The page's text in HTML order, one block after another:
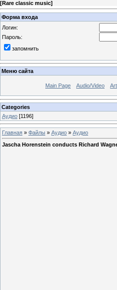
[Rare classic music]
Форма входа
Логин:
Пароль:
запомнить
Меню сайта
Main Page Audio/Video
Categories
Аудио [1196]
Главная » Файлы » Аудио » Аудио
Jascha Horenstein conducts Richard